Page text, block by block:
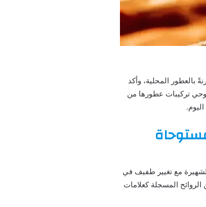
بالعطور المحلية، وأكد
تركيبات عطورها من
مع تغيير طفيف في
الروائح المسجلة كعلامات